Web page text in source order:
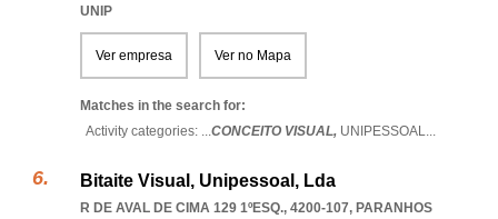
UNIP
Ver empresa Ver no Mapa
Matches in the search for:
Activity categories: ...CONCEITO VISUAL, UNIPESSOAL...
Bitaite Visual, Unipessoal, Lda
R DE AVAL DE CIMA 129 1ºESQ., 4200-107, PARANHOS